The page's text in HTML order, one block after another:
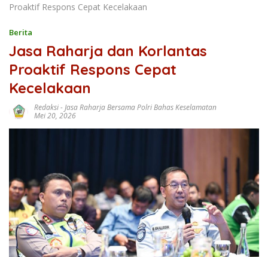
Proaktif Respons Cepat Kecelakaan
Berita
Jasa Raharja dan Korlantas
Proaktif Respons Cepat
Kecelakaan
Redaksi-Jasa Raharja Bersama Polri Bahas Keselamatan
Mei 20, 2026